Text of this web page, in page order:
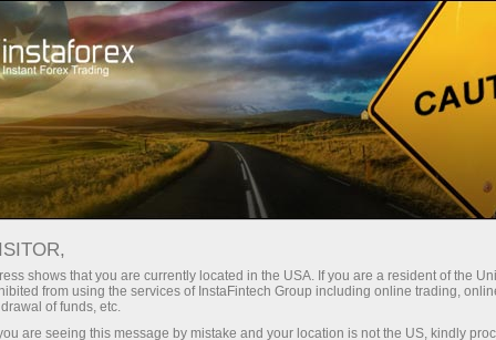
С InstaForex вы получаете
Минимальные
Бонус 30%
на каждый депозит
shows that you are currently located in the USA. If you are a resident of the
from using the services of InstaFintech Group including online trading,
of funds, etc.
are seeing this message by mistake and your location is not the US, kindly